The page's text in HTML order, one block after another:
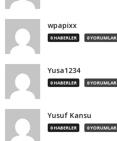
wpapixx
0 HABERLER 0 YORUMLAR
Yusa1234
0 HABERLER 0 YORUMLAR
Yusuf Kansu
0 HABERLER 0 YORUMLAR